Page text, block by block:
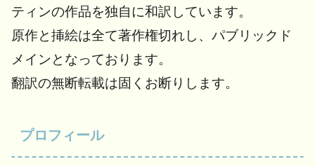
ティンの作品を独自に和訳しています。
原作と挿絵は全て著作権切れし、パブリックド
メインとなっております。
翻訳の無断転載は固くお断りします。
プロフィール